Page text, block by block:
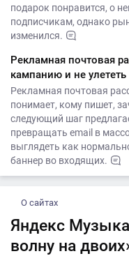
подарок понравится, о
подписчикам, однако
изменился.
Рекламная почтовая
кампанию и не
Рекламная почтовая
понимает, кому пишет,
следующий шаг
превращать email в
выглядеть как
баннер во входящих.
О сайтах
Яндекс
волну на